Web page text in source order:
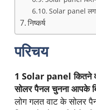
Solar panel से
Solar panel
परिचय
1 Solar panel कितने
कि सही सोलर पैनल